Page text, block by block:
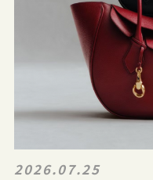
2026.07.25